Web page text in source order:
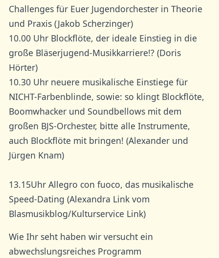
Challenges für Euer Jugendorchester in Theorie
und Praxis (Jakob Scherzinger)
10.00 Uhr Blockflöte, der ideale Einstieg in die
große Bläserjugend-Musikkarriere!? (Doris
Hörter)
10.30 Uhr neuere musikalische Einstiege für
NICHT-Farbenblinde, sowie: so klingt Blockflöte,
Boomwhacker und Soundbellows mit dem
großen BJS-Orchester, bitte alle Instrumente,
auch Blockflöte mit bringen! (Alexander und
Jürgen Knam)
13.15Uhr Allegro con fuoco, das musikalische
Speed-Dating (Alexandra Link vom
Blasmusikblog/Kulturservice Link)
Wie Ihr seht haben wir versucht ein
abwechslungsreiches Programm